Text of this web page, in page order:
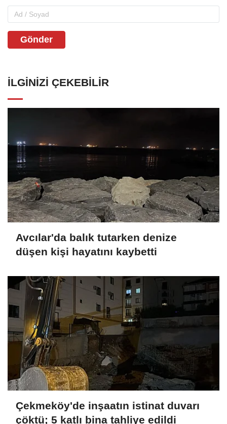
Gönder
İLGINIZI ÇEKEBILIR
Avcılar'da balık tutarken denize
düşen kişi hayatını kaybetti
Çekmeköy'de inşaatın istinat duvarı
çöktü; 5 katlı bina tahliye edildi